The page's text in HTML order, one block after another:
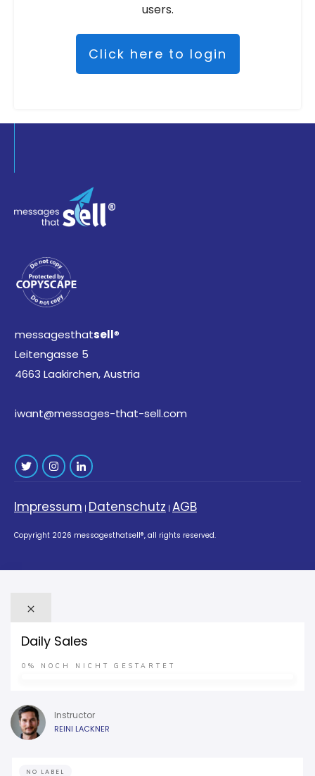
users.
Click here to login
messagesthatsell®
Leitengasse 5
4663 Laakirchen, Austria
iwant@messages-that-sell.com
Impressum | Datenschutz | AGB
Copyright 2026 messagesthatsell®, all rights reserved.
Daily Sales
0% NOCH NICHT GESTARTET
Instructor
REINI LACKNER
NO LABEL